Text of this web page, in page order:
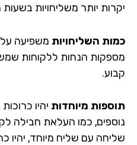
יקרות יותר משליחויות
כמות השליחויות משפיעה
מספקות הנחות ללקוחות
קבוע.
תוספות מיוחדות יהיו
נוספים, כמו העלאת חבילה
שליחה עם שליח מיוחד, יהיו